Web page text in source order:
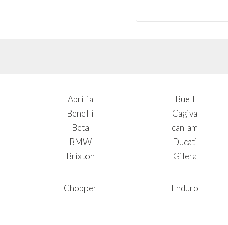
Aprilia
Benelli
Beta
BMW
Brixton
Buell
Cagiva
can-am
Ducati
Gilera
Chopper Enduro